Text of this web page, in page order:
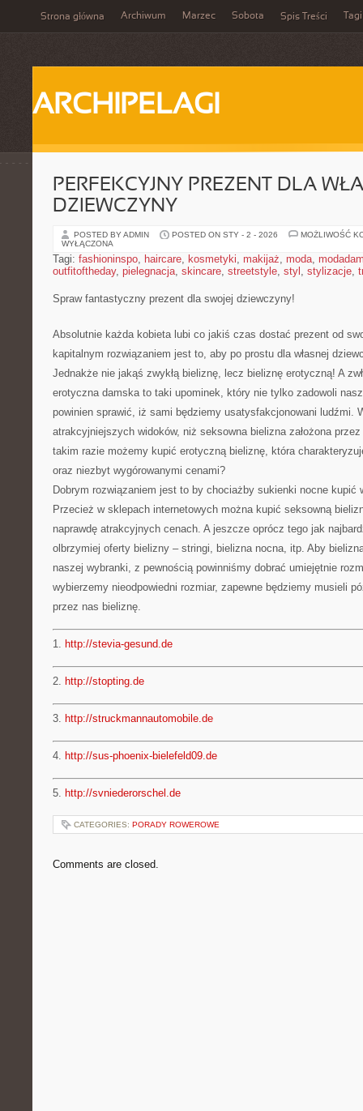
Strona główna Archiwum Marzec Sobota Spis Treści Tagi
ARCHIPELAGI
PERFEKCYJNY PREZENT DLA
DZIEWCZYNY
POSTED BY ADMIN POSTED ON STY - 2 - 2026
MOŻLIWOŚĆ
WYŁĄCZONA
Tagi: fashioninspo, haircare, kosmetyki, makijaż, moda,
outfitoftheday, pielegnacja, skincare, streetstyle, styl , stylizacje,
Spraw fantastyczny prezent dla swojej dziewczyny!
Absolutnie każda kobieta lubi co jakiś czas dostać prezent od
kapitalnym rozwiązaniem jest to, aby po prostu dla własnej
Jednakże nie jakąś zwykłą bieliznę, lecz bieliznę erotyczną! A
erotyczna damska to taki upominek, który nie tylko zadowoli
powinien sprawić, iż sami będziemy usatysfakcjonowani ludźmi.
atrakcyjniejszych widoków, niż seksowna bielizna założona
takim razie możemy kupić erotyczną bieliznę, która
oraz niezbyt wygórowanymi cenami?
Dobrym rozwiązaniem jest to by chociażby sukienki nocne kupić
Przecież w sklepach internetowych można kupić seksowną
naprawdę atrakcyjnych cenach. A jeszcze oprócz tego jak
olbrzymiej oferty bielizny – stringi, bielizna nocna, itp. Aby
naszej wybranki, z pewnością powinniśmy dobrać umiejętnie
wybierzemy nieodpowiedni rozmiar, zapewne będziemy musieli
przez nas bieliznę.
1. http://stevia-gesund.de
2. http://stopting.de
3. http://struckmannautomobile.de
4. http://sus-phoenix-bielefeld09.de
5. http://svniederorschel.de
CATEGORIES: PORADY ROWEROWE
Comments are closed.